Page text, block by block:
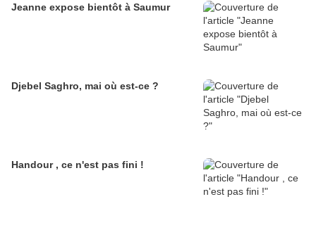
Jeanne expose bientôt à Saumur
Djebel Saghro, mai où est-ce ?
Handour , ce n'est pas fini !